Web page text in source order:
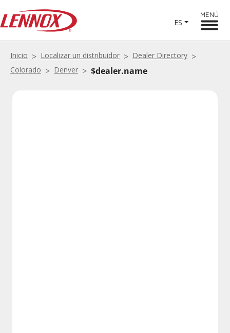
ES
MENÚ
Inicio Localizar un distribuidor
Dealer Directory
Colorado
Denver $dealer.name